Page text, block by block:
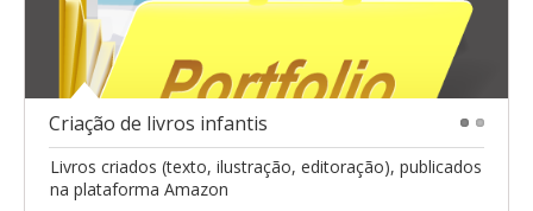
Criação de livros infantis
Livros criados (texto, ilustração, editoração), publicados
na plataforma Amazon